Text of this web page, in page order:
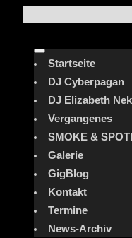
Startseite
DJ Cyberpagan
DJ Elizabeth
Vergangenes
SMOKE &
Galerie
GigBlog
Kontakt
Termine
News-Archiv